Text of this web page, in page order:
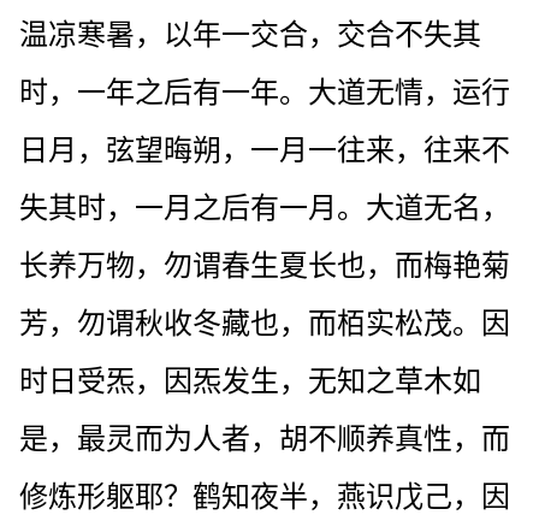
温凉寒暑，以年一交合，交合不失其
时，一年之后有一年。大道无情，运行
日月，弦望晦朔，一月一往来，往来不
失其时，一月之后有一月。大道无名，
长养万物，勿谓春生夏长也，而梅艳菊
芳，勿谓秋收冬藏也，而栢实松茂。因
时日受炁，因炁发生，无知之草木如
是，最灵而为人者，胡不顺养真性，而
修炼形躯耶？鹤知夜半，燕识戊己，因